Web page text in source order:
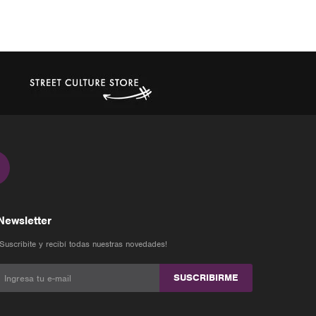
y recibí todas nuestras novedades!
SUSCRIBIRME